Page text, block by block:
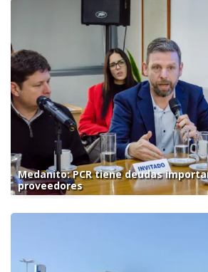
Medanito: PCR tiene deudas
proveedores